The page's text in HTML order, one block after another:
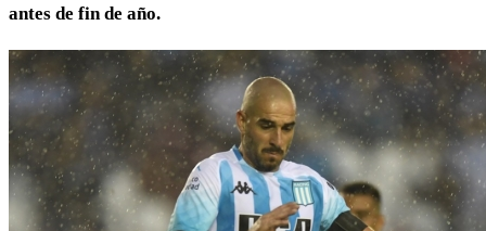
antes de fin de año.